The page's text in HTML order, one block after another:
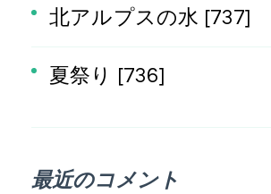
北アルプスの水 [737]
夏祭り [736]
最近のコメント